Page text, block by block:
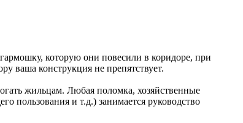
которую они повесили в коридоре, при
ваша конструкция не препятствует.
жильцам. Любая поломка, хозяйственные
пользования и т.д.) занимается руководство